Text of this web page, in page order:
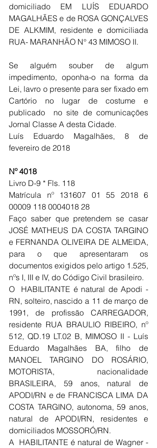
domiciliado EM LUÍS EDUARDO
MAGALHÃES e de ROSA GONÇALVES
DE ALKMIM, residente e domiciliada
RUA- MARANHÃO N° 43 MIMOSO II.
Se alguém souber de algum
impedimento, oponha-o na forma da
Lei, lavro o presente para ser fixado em
Cartório no lugar de costume e
publicado  no site de comunicações
Jornal Classe A desta Cidade.
Luís Eduardo Magalhães, 8 de
fevereiro de 2018
Nº 4018
Livro D-9 * Fls. 118
Matrícula nº 131607 01 55 2018 6
00009 118 0004018 28
Faço saber que pretendem se casar
JOSÉ MATHEUS DA COSTA TARGINO
e FERNANDA OLIVEIRA DE ALMEIDA,
para o que apresentaram os
documentos exigidos pelo artigo 1.525,
nºs I, III e IV, do Código Civil brasileiro.
O  HABILITANTE é natural de Apodi -
RN, solteiro, nascido a 11 de março de
1991, de profissão CARREGADOR,
residente RUA BRAULIO RIBEIRO, nº
512, QD.19 LT.02 B, MIMOSO II - Luís
Eduardo Magalhães BA, filho de
MANOEL TARGINO DO ROSÁRIO,
MOTORISTA, nacionalidade
BRASILEIRA, 59 anos, natural de
APODI/RN e de FRANCISCA LIMA DA
COSTA TARGINO, autonoma, 59 anos,
natural de APODI/RN, residentes e
domiciliados MOSSORÓ/RN.
A  HABILITANTE é natural de Wagner -